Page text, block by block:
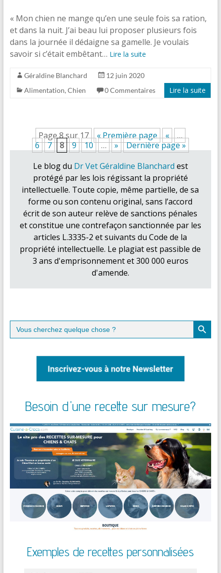
« Mon chien ne mange qu’en une seule fois sa ration,
et dans la nuit. J’ai beau lui proposer plusieurs fois
dans la journée il dédaigne sa gamelle. Je voulais
savoir si c’était embêtant… Lire la suite
Géraldine Blanchard
12 juin 2020
Alimentation, Chien 0 Commentaires Lire la suite
Page 8 sur 17 « Première page «
…
6
7 8 9 10 … »
Dernière page »
Le blog du Dr Vet Géraldine Blanchard est
protégé par les lois régissant la propriété
intellectuelle. Toute copie, même partielle, de sa
forme ou son contenu original, sans l’accord
écrit de son auteur relève de sanctions pénales
et constitue une contrefaçon sanctionnée par les
articles L.3335-2 et suivants du Code de la
propriété intellectuelle. Le plagiat est passible de
3 ans d'emprisonnement et 300 000 euros
d'amende.
Search
for:
Search Button
Besoin d'une recette sur mesure?
Exemples de recettes personnalisées